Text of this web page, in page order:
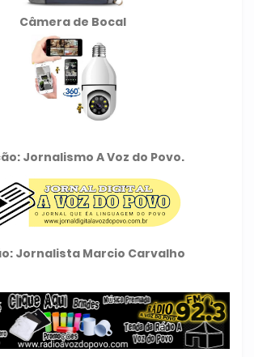
Câmera de Bocal
Jornalismo A Voz do Povo.
Jornalista Marcio Carvalho